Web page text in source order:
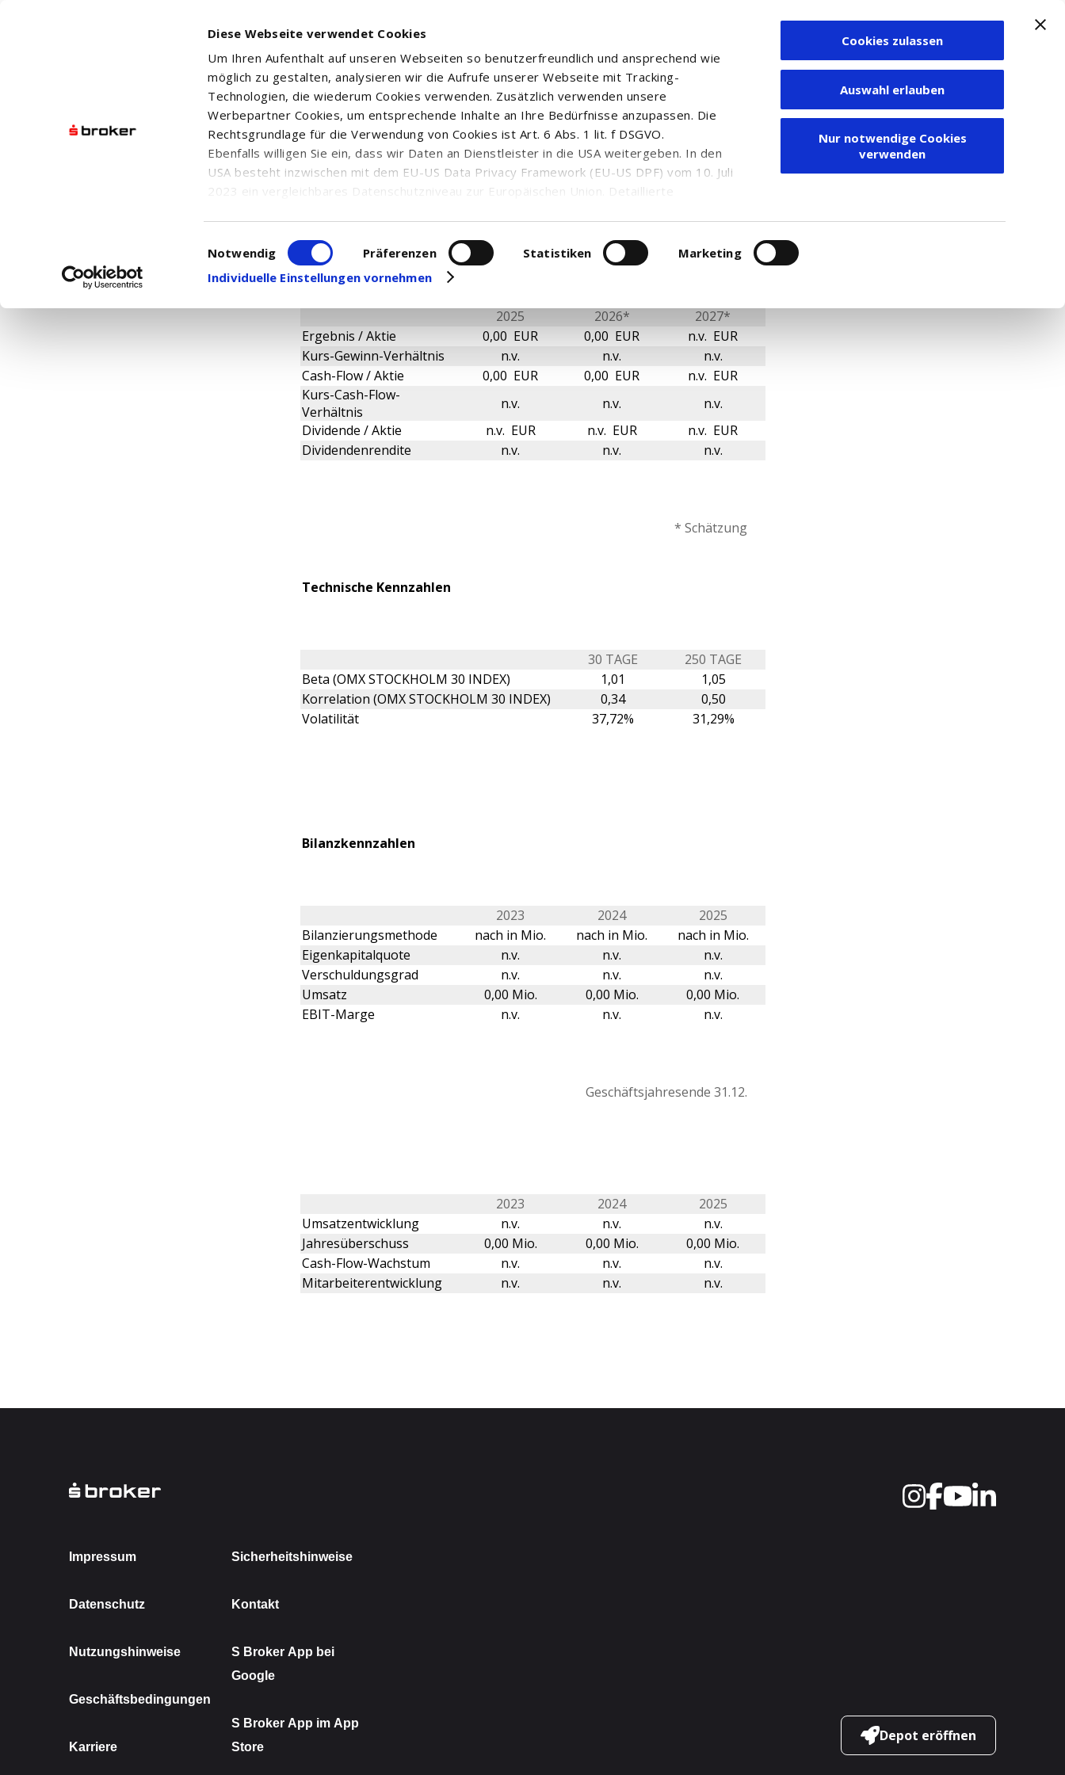
Diese Webseite verwendet Cookies
Um Ihren Aufenthalt auf unseren Webseiten so benutzerfreundlich und ansprechend wie
möglich zu gestalten, analysieren wir die Aufrufe unserer Webseite mit Tracking-
Technologien, die wiederum Cookies verwenden. Zusätzlich verwenden unsere
Werbepartner Cookies, um entsprechende Inhalte an Ihre Bedürfnisse anzupassen. Die
Rechtsgrundlage für die Verwendung von Cookies ist Art. 6 Abs. 1 lit. f DSGVO.
Ebenfalls willigen Sie ein, dass wir Daten an Dienstleister in die USA weitergeben. In den
USA besteht inzwischen mit dem EU-US Data Privacy Framework (EU-US DPF) vom 10. Juli
2023 ein vergleichbares Datenschutzniveau zur Europäischen Union. Detaillierte
in den USA, finden Sie auf unserer Seite zumDatenschutz. Dort können Sie Ihre
Einwilligung auch jederzeit widerrufen oder anpassen.
Einwilligungsauswahl
Notwendig Präferenzen Statistiken
Marketing
Individuelle Einstellungen vornehmen
Cookies zulassen
Auswahl erlauben
Nur notwendige Cookies
verwenden
Zum Depot
BURE EQUITY AB
Fundamentale Kennzahlen
2025 2026*
2027*
Ergebnis / Aktie
0,00 EUR 0,00 EUR
n.v. EUR
Kurs-Gewinn-Verhältnis
n.v. n.v.
n.v.
Cash-Flow / Aktie
0,00 EUR 0,00 EUR
n.v. EUR
Kurs-Cash-Flow-
Verhältnis
n.v. n.v.
n.v.
Dividende / Aktie
n.v. EUR n.v. EUR
n.v. EUR
Dividendenrendite
n.v. n.v. n.v.
* Schätzung
Technische Kennzahlen
30 TAGE
250 TAGE
Beta (OMX STOCKHOLM 30 INDEX)
1,01
1,05
Korrelation (OMX STOCKHOLM 30 INDEX)
0,34
0,50
Volatilität
37,72% 31,29%
Bilanzkennzahlen
2023 2024
2025
Bilanzierungsmethode
nach in Mio. nach in Mio.
nach in Mio.
Eigenkapitalquote
n.v. n.v.
n.v.
Verschuldungsgrad
n.v. n.v.
n.v.
Umsatz
0,00 Mio. 0,00 Mio.
0,00 Mio.
EBIT-Marge
n.v. n.v. n.v.
Geschäftsjahresende 31.12.
2023 2024
2025
Umsatzentwicklung
n.v. n.v.
n.v.
Jahresüberschuss
0,00 Mio. 0,00 Mio.
0,00 Mio.
Cash-Flow-Wachstum
n.v. n.v.
n.v.
Mitarbeiterentwicklung
n.v. n.v. n.v.